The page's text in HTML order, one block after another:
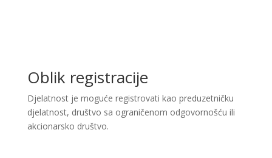
Oblik registracije
Djelatnost je moguće registrovati kao preduzetničku
djelatnost, društvo sa ograničenom odgovornošću ili
akcionarsko društvo.